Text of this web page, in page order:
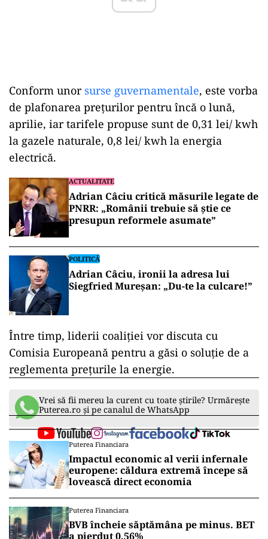
Conform unorsurse guvernamentale, este vorba
de plafonarea prețurilor pentru încă o lună,
aprilie, iar tarifele propuse sunt de 0,31 lei/ kwh
la gazele naturale, 0,8 lei/ kwh la energia
electrică.
ACTUALITATE
Adrian Câciu critică măsurile legate de
PNRR: „Românii trebuie să știe ce
presupun reformele asumate”
POLITICĂ
Adrian Câciu, ironii la adresa lui
Siegfried Mureșan: „Du-te la culcare!”
Între timp, liderii coaliției vor discuta cu
Comisia Europeană pentru a găsi o soluție de a
reglementa prețurile la energie.
Vrei să fii mereu la curent cu toate știrile? Urmărește
Puterea.ro și pe canalul de WhatsApp
Puterea Financiara
Impactul economic al verii infernale
europene: căldura extremă începe să
lovească direct economia
Puterea Financiara
BVB încheie săptămâna pe minus. BET
a pierdut 0,56%